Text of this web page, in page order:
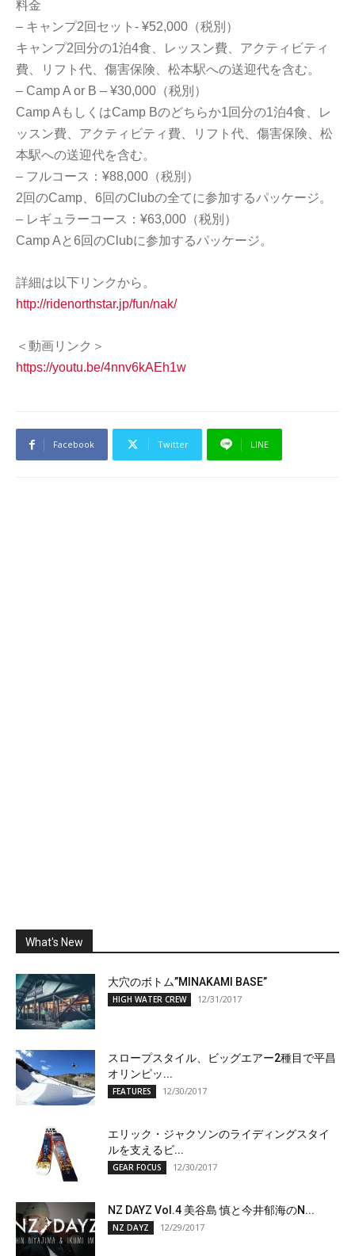
料金
– キャンプ2回セット- ¥52,000（税別）
キャンプ2回分の1泊4食、レッスン費、アクティビティ
費、リフト代、傷害保険、松本駅への送迎代を含む。
– Camp A or B – ¥30,000（税別）
Camp AもしくはCamp Bのどちらか1回分の1泊4食、レ
ッスン費、アクティビティ費、リフト代、傷害保険、松
本駅への送迎代を含む。
– フルコース：¥88,000（税別）
2回のCamp、6回のClubの全てに参加するパッケージ。
– レギュラーコース：¥63,000（税別）
Camp Aと6回のClubに参加するパッケージ。
詳細は以下リンクから。
http://ridenorthstar.jp/fun/nak/
＜動画リンク＞
https://youtu.be/4nnv6kAEh1w
Facebook Twitter LINE
What's New
大穴のボトム”MINAKAMI BASE”
HIGH WATER CREW 12/31/2017
スロープスタイル、ビッグエアー2種目で平昌
オリンピッ...
FEATURES 12/30/2017
エリック・ジャクソンのライディングスタイ
ルを支えるビ...
GEAR FOCUS 12/30/2017
NZ DAYZ Vol.4 美谷島 慎と今井郁海のN...
NZ DAYZ 12/29/2017